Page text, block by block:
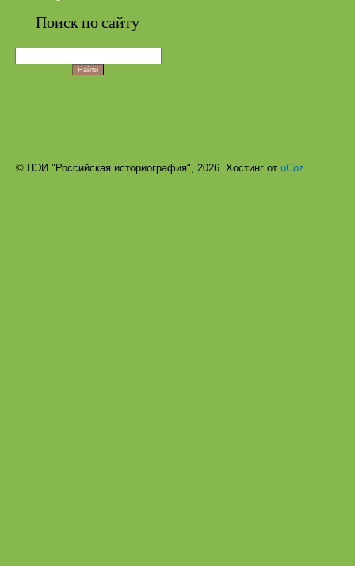
Поиск по сайту
© НЭИ "Российская историография", 2026. Хостинг от uCoz.